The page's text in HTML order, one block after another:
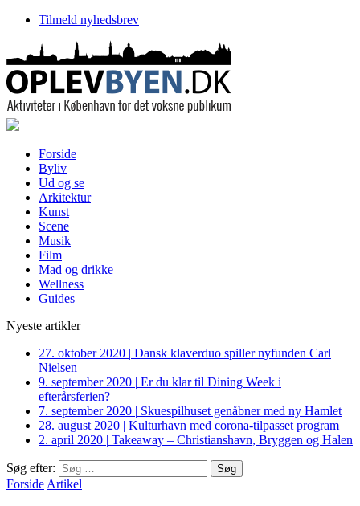
Tilmeld nyhedsbrev
Forside
Byliv
Ud og se
Arkitektur
Kunst
Scene
Musik
Film
Mad og drikke
Wellness
Guides
Nyeste artikler
27. oktober 2020 | Dansk klaverduo spiller nyfunden Carl
Nielsen
9. september 2020 | Er du klar til Dining Week i
efterårsferien?
7. september 2020 | Skuespilhuset genåbner med ny Hamlet
28. august 2020 | Kulturhavn med corona-tilpasset program
2. april 2020 | Takeaway – Christianshavn, Bryggen og Halen
Søg efter:
Forside Artikel